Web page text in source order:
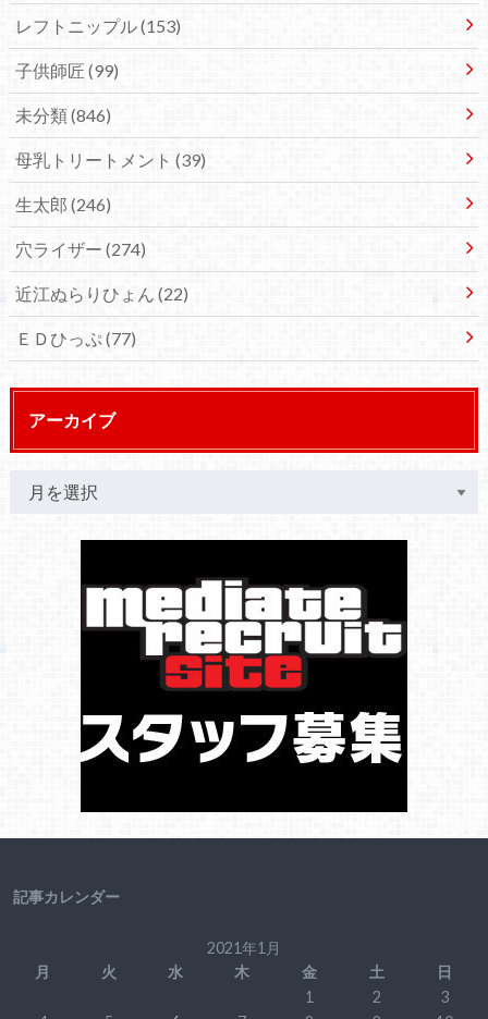
レフトニップル(153)
子供師匠 (99)
未分類(846)
母乳トリートメント (39)
生太郎 (246)
穴ライザー (274)
近江ぬらりひょん (22)
ＥＤひっぷ(77)
アーカイブ
記事カレンダー
2021年1月
月
火 水 木 金 土
日
1
2
3